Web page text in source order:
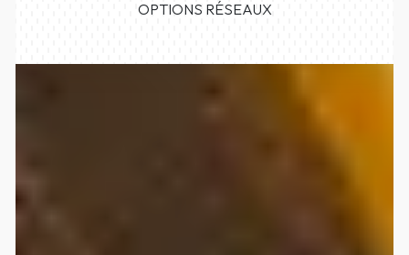
OPTIONS RÉSEAUX